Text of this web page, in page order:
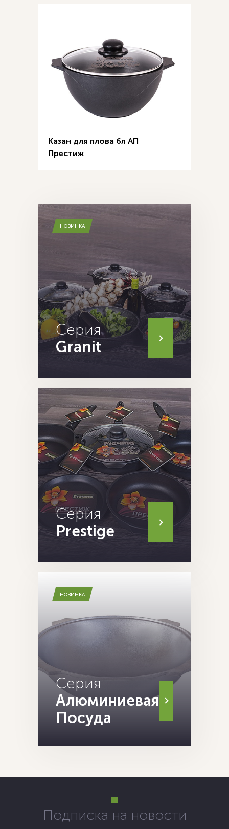
Казан для плова 6л АП
Престиж
НОВИНКА
Серия
Granit
Серия
Prestige
НОВИНКА
Серия
Алюминиевая
Посуда
Подписка на новости